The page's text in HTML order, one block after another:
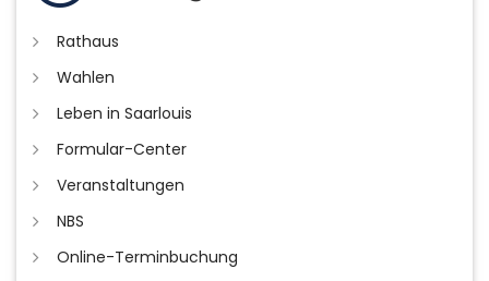
Rathaus
Wahlen
Leben in Saarlouis
Formular-Center
Veranstaltungen
NBS
Online-Terminbuchung